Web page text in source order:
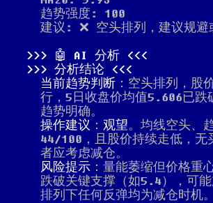
趋势强度: 100
建议: ❌ 空头排列，建议规避
🤖 AI 分析
分析结论
当前趋势判断 ：空头排列，股
行，5日收盘价均值5.606已跌
趋势明确。
操作建议 ： 观望。均线空头、
44/100，且股价持续走低，无
者应考虑减仓。
风险提示 ：量能萎缩但价格重
跌破关键支撑（如5.4），可
排列下任何反弹均为减仓时机。